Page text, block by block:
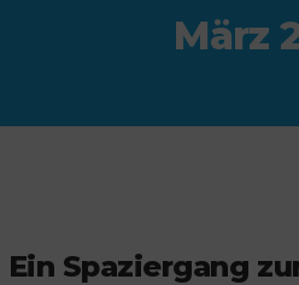
März
Ein Spaziergang